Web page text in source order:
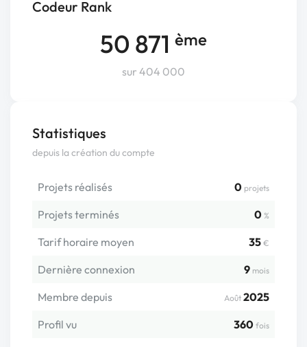
Codeur Rank
50 871 ème
sur 404 000
Statistiques
depuis la création du compte
Projets réalisés 0 projets
Projets terminés 0 %
Tarif horaire moyen 35 €
Dernière connexion 9 mois
Membre depuis Août 2025
Profil vu
360 fois